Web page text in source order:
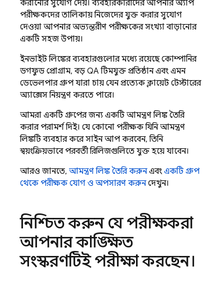
করানোর সুযোগ দেয়। ব্যবহারকারীদের আপনার অ্যাপ
পরীক্ষকদের তালিকায় নিজেদের যুক্ত করার সুযোগ
দেওয়া আপনার অভ্যন্তরীণ পরীক্ষকের সংখ্যা বাড়ানোর
একটি সহজ উপায়।
ইনভাইট লিঙ্কের ব্যবহারগুলোর মধ্যে রয়েছে কোম্পানির
ডগফুড প্রোগ্রাম, বড় QA টিমযুক্ত প্রতিষ্ঠান এবং এমন
ডেভেলপার গ্রুপ যারা চায় যেন প্রত্যেক ক্লায়েন্ট টেস্টারের
অ্যাক্সেস নিয়ন্ত্রণ করতে পারে।
আমরা একটি গ্রুপের জন্য একটি আমন্ত্রণ লিঙ্ক তৈরি
করার পরামর্শ দিই। যে কোনো পরীক্ষক যিনি আমন্ত্রণ
লিঙ্কটি ব্যবহার করে সাইন আপ করবেন, তিনি
স্বয়ংক্রিয়ভাবে পরবর্তী রিলিজগুলিতে যুক্ত হয়ে যাবেন।
আরও জানতে, আমন্ত্রণ লিঙ্ক তৈরি করুনএবং একটি গ্রুপ
থেকে পরীক্ষক যোগ ও অপসারণ করুনদেখুন।
নিশ্চিত করুন যে পরীক্ষকরা
আপনার কাঙ্ক্ষিত
সংস্করণটিই পরীক্ষা করছেন।